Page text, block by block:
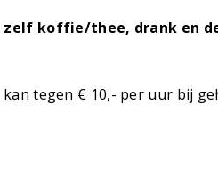
zelf koffie/thee, drank en
€ 10,- per uur bij